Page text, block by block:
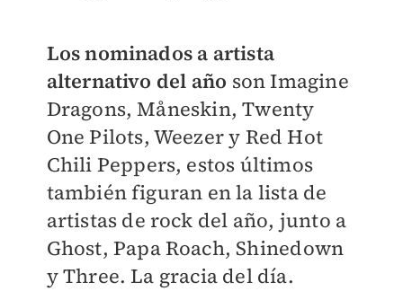
Los nominados a artista
alternativo del año son Imagine
Dragons, Måneskin, Twenty
One Pilots, Weezer y Red Hot
Chili Peppers, estos últimos
también figuran en la lista de
artistas de rock del año, junto a
Ghost, Papa Roach, Shinedown
y Three. La gracia del día.